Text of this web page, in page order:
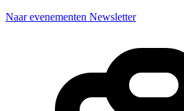
Naar evenementen Newsletter